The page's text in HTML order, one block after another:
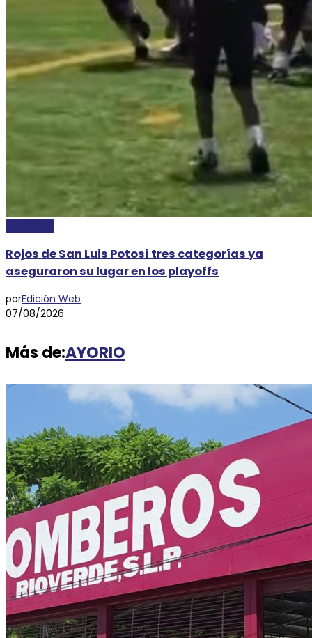
Rojos de San Luis Potosí tres categorías ya
aseguraron su lugar en los playoffs
porEdición Web
07/08/2026
Más de:AYORIO